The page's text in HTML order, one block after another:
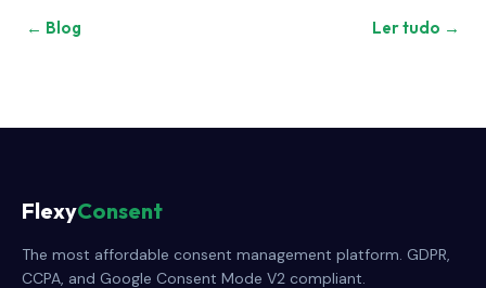
← Blog Ler tudo →
FlexyConsent
The most affordable consent management platform. GDPR,
CCPA, and Google Consent Mode V2 compliant.